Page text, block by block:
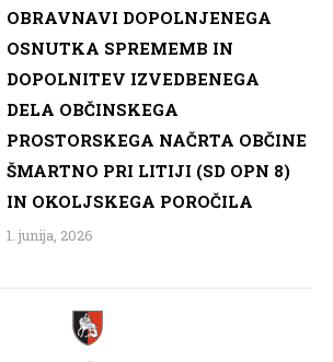
OBRAVNAVI DOPOLNJENEGA
OSNUTKA SPREMEMB IN
DOPOLNITEV IZVEDBENEGA
DELA OBČINSKEGA
PROSTORSKEGA NAČRTA OBČINE
ŠMARTNO PRI LITIJI (SD OPN 8)
IN OKOLJSKEGA POROČILA
1. junija, 2026